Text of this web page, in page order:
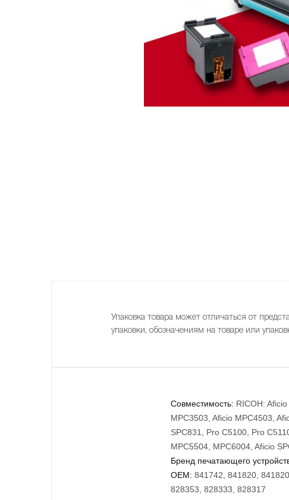
Упаковка товара может отличаться от
упаковки, обозначениям на товаре или
Совместимость: RICOH:
MPC3503, Aficio MPC4503,
SPC831, Pro C5100, Pro
MPC5504, MPC6004, Aficio
Бренд печатающего
OEM: 841742, 841820,
828353, 828333, 828317